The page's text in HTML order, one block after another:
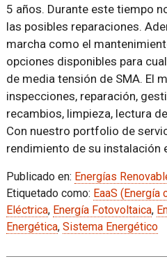
5 años. Durante este tiempo
las posibles reparaciones.
marcha como el
opciones disponibles para
de media tensión de SMA. El
inspecciones, reparación,
recambios, limpieza, lectura
Con nuestro portfolio de
rendimiento de su instalación
Publicado en: Energías
Etiquetado como: EaaS (Energía
Eléctrica, Energía Fotovoltaica,
Energética, Sistema Energético